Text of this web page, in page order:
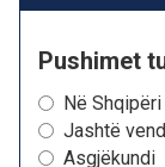
Pushimet
Në Shqipëri
Jashtë
Asgjëkundi